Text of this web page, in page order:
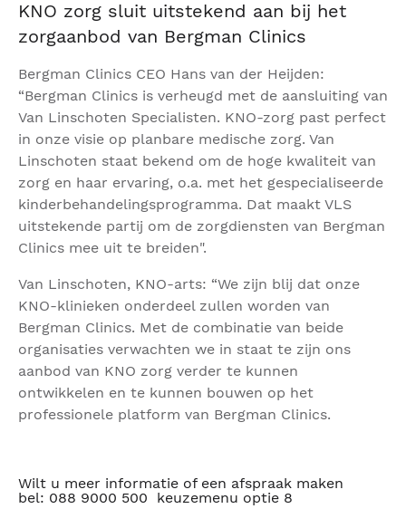
KNO zorg sluit uitstekend aan bij het
zorgaanbod van Bergman Clinics
Bergman Clinics CEO Hans van der Heijden:
“Bergman Clinics is verheugd met de aansluiting van
Van Linschoten Specialisten. KNO-zorg past perfect
in onze visie op planbare medische zorg. Van
Linschoten staat bekend om de hoge kwaliteit van
zorg en haar ervaring, o.a. met het gespecialiseerde
kinderbehandelingsprogramma. Dat maakt VLS
uitstekende partij om de zorgdiensten van Bergman
Clinics mee uit te breiden".
Van Linschoten, KNO-arts: “We zijn blij dat onze
KNO-klinieken onderdeel zullen worden van
Bergman Clinics. Met de combinatie van beide
organisaties verwachten we in staat te zijn ons
aanbod van KNO zorg verder te kunnen
ontwikkelen en te kunnen bouwen op het
professionele platform van Bergman Clinics.
Wilt u meer informatie of een afspraak maken
bel: 088 9000 500 keuzemenu optie 8